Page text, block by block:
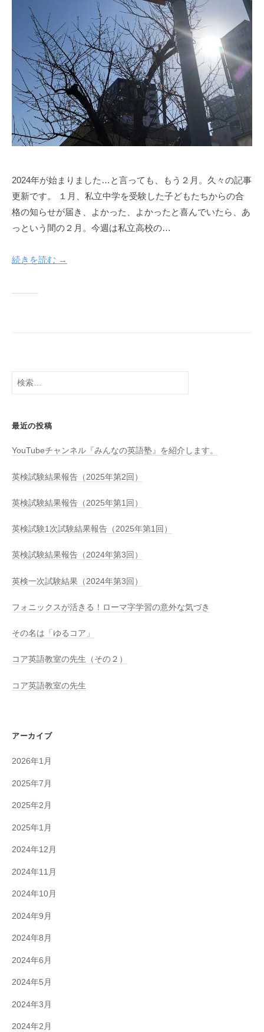
2024年が始まりました…と言っても、もう２月。久々の記事
更新です。 １月、私立中学を受験した子どもたちからの合
格の知らせが届き、よかった、よかったと喜んでいたら、あ
っという間の２月。今週は私立高校の…
続きを読む →
検
索:
最近の投稿
YouTubeチャンネル『みんなの英語塾』を紹介します。
英検試験結果報告（2025年第2回）
英検試験結果報告（2025年第1回）
英検試験1次試験結果報告（2025年第1回）
英検試験結果報告（2024年第3回）
英検一次試験結果（2024年第3回）
フォニックスが活きる！ローマ字学習の意外な気づき
その名は「ゆるコア」
コア英語教室の先生（その２）
コア英語教室の先生
アーカイブ
2026年1月
2025年7月
2025年2月
2025年1月
2024年12月
2024年11月
2024年10月
2024年9月
2024年8月
2024年6月
2024年5月
2024年3月
2024年2月